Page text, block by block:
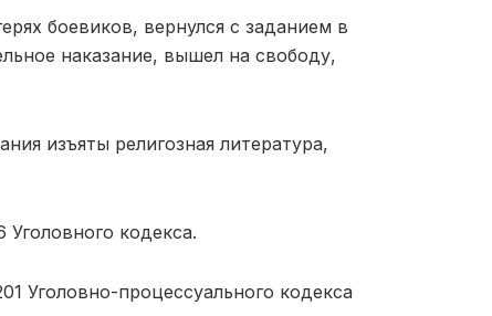
боевиков, вернулся с заданием в
наказание, вышел на свободу,
изъяты религозная литература,
кодекса.
Уголовно-процессуального кодекса